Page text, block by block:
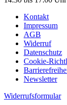
Kontakt
Impressum
AGB
Widerruf
Datenschutz
Cookie-
Newsletter
Widerrufsformular